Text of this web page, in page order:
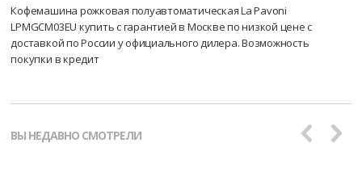
Кофемашина рожковая полуавтоматическая La Pavoni
LPMGCM03EU купить с гарантией в Москве по низкой цене с
доставкой по России у официального дилера. Возможность
покупки в кредит
ВЫ НЕДАВНО СМОТРЕЛИ